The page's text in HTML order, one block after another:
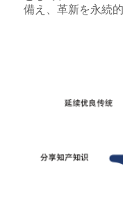
備え、革新を永続